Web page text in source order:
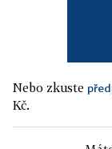
Nebo zkuste
Kč.